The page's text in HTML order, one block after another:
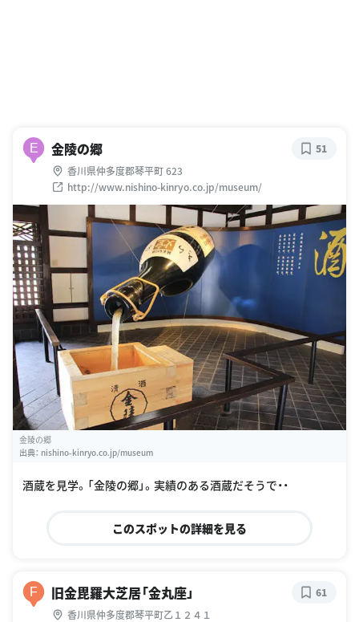
E 金陵の郷
香川県仲多度郡琴平町 623
http://www.nishino-kinryo.co.jp/museum/
51
金陵の郷
出典： nishino-kinryo.co.jp/museum
酒蔵を見学。「金陵の郷」。実績のある酒蔵だそうで・・
このスポットの詳細を見る
F 旧金毘羅大芝居「金丸座」
香川県仲多度郡琴平町乙１２４１
61